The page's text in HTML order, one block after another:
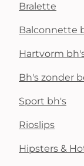
Bralette
Balconnette
Hartvorm
Bh's zonder
Sport bh's
Rioslips
Hipsters &